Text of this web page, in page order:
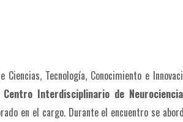
Tecnología, Conocimiento e
Centro Interdisciplinario de
en el cargo. Durante el encuentro se